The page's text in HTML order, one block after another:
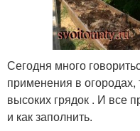
Сегодня много
применения в
высоких грядок . И все
и как заполнить.